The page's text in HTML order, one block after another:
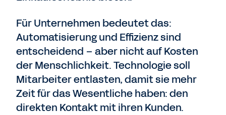
Für Unternehmen bedeutet das:
Automatisierung und Effizienz sind
entscheidend – aber nicht auf Kosten
der Menschlichkeit. Technologie soll
Mitarbeiter entlasten, damit sie mehr
Zeit für das Wesentliche haben: den
direkten Kontakt mit ihren Kunden.